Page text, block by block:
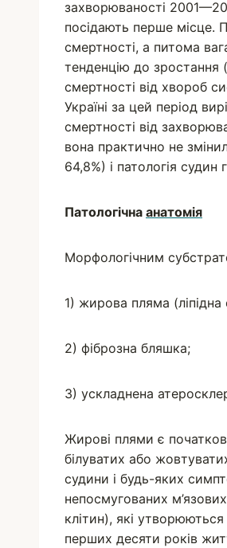
захворюваності
посідають перше місце.
смертності, а питома
тенденцію до зростання
смертності від хвороб
Україні за цей період
смертності від
вона практично не
64,8%) і патологія
Патологічна анатомія
Морфологічним
1) жирова пляма
2) фіброзна бляшка;
3) ускладнена
Жирові плями є
білуватих або
судини і будь-яких
непосмугованих м’язових
клітин), які
перших десяти років